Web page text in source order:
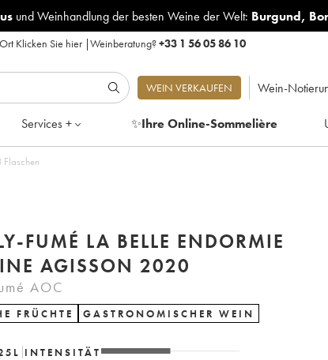
und Weinhandlung der besten Weine der Welt: Burgund,
Klicken Sie hier|Weinberatung?+33 1 56 05 86 10
WEIN VERKAUFEN Wein-
Services + ✨Ihre Online-Sommelière
FUMÉ LA BELLE ENDORMIE
AGISSON 2020
AOC
FRÜCHTE GASTRONOMISCHER WEIN
L INTENSITÄT